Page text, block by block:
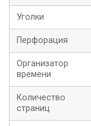
Уголки
Перфорация
Организатор
времени
Количество
страниц